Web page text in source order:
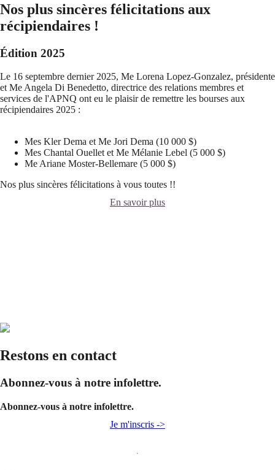
Nos plus sincères félicitations aux
récipiendaires !
Édition 2025
Le 16 septembre dernier 2025, Me Lorena Lopez-Gonzalez, présidente
et Me Angela Di Benedetto, directrice des relations membres et
services de l'APNQ ont eu le plaisir de remettre les bourses aux
récipiendaires 2025 :
Mes Kler Dema et Me Jori Dema (10 000 $)
Mes Chantal Ouellet et Me Mélanie Lebel (5 000 $)
Me Ariane Moster-Bellemare (5 000 $)
Nos plus sincères félicitations à vous toutes !!
En savoir plus
Restons en contact
Abonnez-vous à notre infolettre.
Abonnez-vous à notre infolettre.
Je m'inscris ->